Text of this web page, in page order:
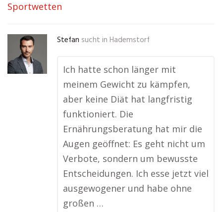
Sportwetten
Stefan sucht in Hademstorf
Ich hatte schon länger mit
meinem Gewicht zu kämpfen,
aber keine Diät hat langfristig
funktioniert. Die
Ernährungsberatung hat mir die
Augen geöffnet: Es geht nicht um
Verbote, sondern um bewusste
Entscheidungen. Ich esse jetzt viel
ausgewogener und habe ohne
großen …